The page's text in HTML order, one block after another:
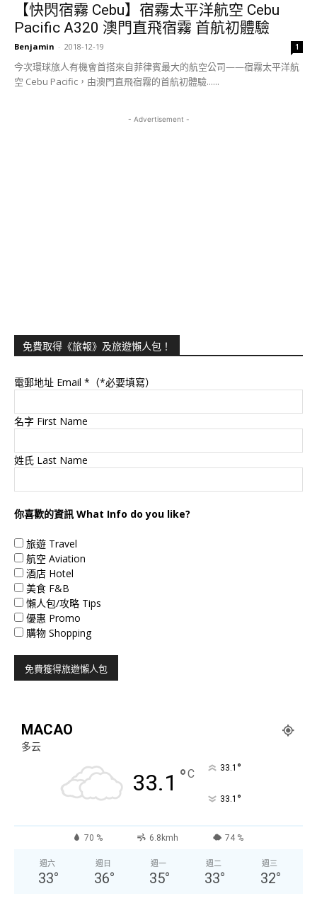
【快閃宿霧 Cebu】宿霧太平洋航空 Cebu
Pacific A320 澳門直飛宿霧 首航初體驗
Benjamin - 2018-12-19 1
今次環球旅人有機會首搭來自菲律賓最大的航空公司——宿霧太平洋航
空 Cebu Pacific，由澳門直飛宿霧的首航初體驗......
- Advertisement -
免費取得《旅報》及旅遊懶人包！
電郵地址 Email *（*必要填寫）
名字 First Name
姓氏 Last Name
你喜歡的資訊 What Info do you like?
旅遊 Travel
航空 Aviation
酒店 Hotel
美食 F&B
懶人包/攻略 Tips
優惠 Promo
購物 Shopping
MACAO
多云
33.1 °C 33.1 °
33.1 °
70 % 6.8kmh 74 %
週六
33°
週日
36°
週一
35°
週二
33°
週三
32°